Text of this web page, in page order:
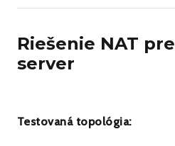
Riešenie NAT
server
Testovaná topológia: